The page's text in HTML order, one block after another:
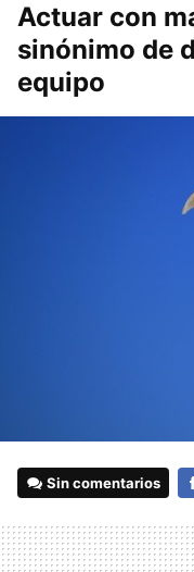
Actuar con
sinónimo de
equipo
Sin comentarios